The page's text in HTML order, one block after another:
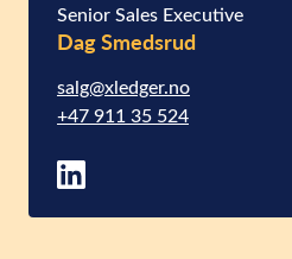
Senior Sales Executive
Dag Smedsrud
salg@xledger.no
+47 911 35 524